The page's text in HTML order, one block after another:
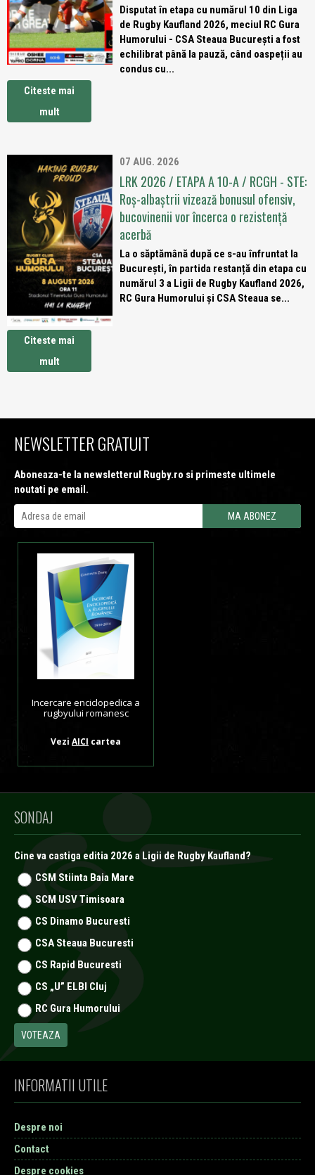
Disputat în etapa cu numărul 10 din Liga
de Rugby Kaufland 2026, meciul RC Gura
Humorului - CSA Steaua București a fost
echilibrat până la pauză, când oaspeții au
condus cu...
Citeste mai
mult
07 AUG. 2026
LRK 2026 / ETAPA A 10-A / RCGH - STE:
Roș-albaștrii vizează bonusul ofensiv,
bucovinenii vor încerca o rezistență
acerbă
La o săptămână după ce s-au înfruntat la
București, în partida restanță din etapa cu
numărul 3 a Ligii de Rugby Kaufland 2026,
RC Gura Humorului și CSA Steaua se...
Citeste mai
mult
NEWSLETTER GRATUIT
Aboneaza-te la newsletterul Rugby.ro si primeste ultimele
noutati pe email.
Incercare enciclopedica a
rugbyului romanesc
Vezi AICI cartea
SONDAJ
Cine va castiga editia 2026 a Ligii de Rugby Kaufland?
CSM Stiinta Baia Mare
SCM USV Timisoara
CS Dinamo Bucuresti
CSA Steaua Bucuresti
CS Rapid Bucuresti
CS „U” ELBI Cluj
RC Gura Humorului
INFORMATII UTILE
Despre noi
Contact
Despre cookies